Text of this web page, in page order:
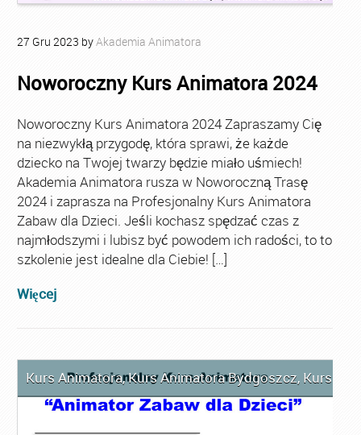
27 Gru 2023 byAkademia Animatora
Noworoczny Kurs Animatora 2024
Noworoczny Kurs Animatora 2024 Zapraszamy Cię
na niezwykłą przygodę, która sprawi, że każde
dziecko na Twojej twarzy będzie miało uśmiech!
Akademia Animatora rusza w Noworoczną Trasę
2024 i zaprasza na Profesjonalny Kurs Animatora
Zabaw dla Dzieci. Jeśli kochasz spędzać czas z
najmłodszymi i lubisz być powodem ich radości, to to
szkolenie jest idealne dla Ciebie! […]
Więcej
Kurs Animatora,Kurs Animatora Bydgoszcz, Kurs